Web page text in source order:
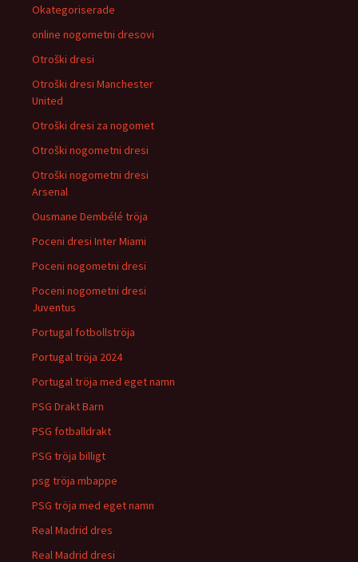
Okategoriserade
online nogometni dresovi
Otroški dresi
Otroški dresi Manchester
United
Otroški dresi za nogomet
Otroški nogometni dresi
Otroški nogometni dresi
Arsenal
Ousmane Dembélé tröja
Poceni dresi Inter Miami
Poceni nogometni dresi
Poceni nogometni dresi
Juventus
Portugal fotbollströja
Portugal tröja 2024
Portugal tröja med eget namn
PSG Drakt Barn
PSG fotballdrakt
PSG tröja billigt
psg tröja mbappe
PSG tröja med eget namn
Real Madrid dres
Real Madrid dresi